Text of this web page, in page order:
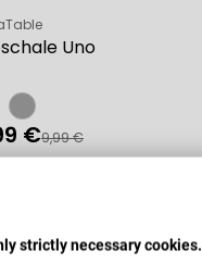
strictly necessary cookies.
Uno
€9,99 €